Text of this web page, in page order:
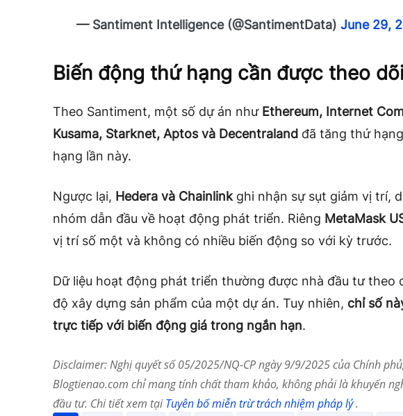
— Santiment Intelligence (@SantimentData)June 29,
Biến động thứ hạng cần được theo dõi
Theo Santiment, một số dự án như Ethereum, Internet
Kusama, Starknet, Aptos và Decentraland đã tăng thứ
hạng lần này.
Ngược lại, Hedera và Chainlinkghi nhận sự sụt giảm vị trí,
nhóm dẫn đầu về hoạt động phát triển. Riêng MetaMask
vị trí số một và không có nhiều biến động so với kỳ trước.
Dữ liệu hoạt động phát triển thường được nhà đầu tư theo
độ xây dựng sản phẩm của một dự án. Tuy nhiên, chỉ số
trực tiếp với biến động giá trong ngắn hạn.
Disclaimer: Nghị quyết số 05/2025/NQ-CP ngày 9/9/2025 của Chính
Blogtienao.com chỉ mang tính chất tham khảo, không phải là khuyến
đầu tư. Chi tiết xem tạiTuyên bố miễn trừ trách nhiệm pháp lý.